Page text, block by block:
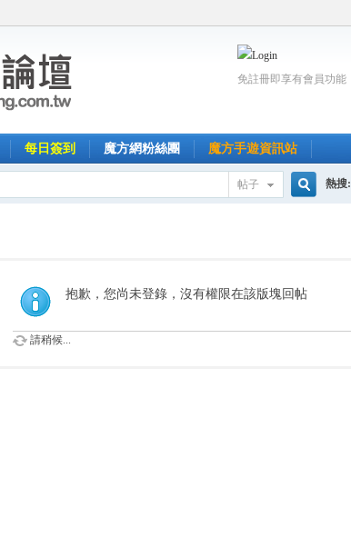
免註冊即享有會員功能
每日簽到 魔方網粉絲團 魔方手遊資訊站
帖子
索
熱搜:
抱歉，您尚未登錄，沒有權限在該版塊回帖
請稍候...